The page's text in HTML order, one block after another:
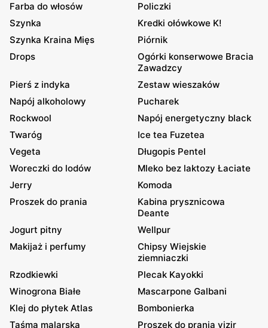
Farba do włosów
Policzki
Szynka
Kredki ołówkowe K!
Szynka Kraina Mięs
Piórnik
Drops
Ogórki konserwowe Bracia
Zawadzcy
Pierś z indyka
Zestaw wieszaków
Napój alkoholowy
Pucharek
Rockwool
Napój energetyczny black
Twaróg
Ice tea Fuzetea
Vegeta
Długopis Pentel
Woreczki do lodów
Mleko bez laktozy Łaciate
Jerry
Komoda
Proszek do prania
Kabina prysznicowa
Deante
Jogurt pitny
Wellpur
Makijaż i perfumy
Chipsy Wiejskie
ziemniaczki
Rzodkiewki
Plecak Kayokki
Winogrona Białe
Mascarpone Galbani
Klej do płytek Atlas
Bombonierka
Taśma malarska
Proszek do prania vizir